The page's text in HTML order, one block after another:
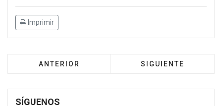
Imprimir
ANTERIOR SIGUIENTE
SÍGUENOS